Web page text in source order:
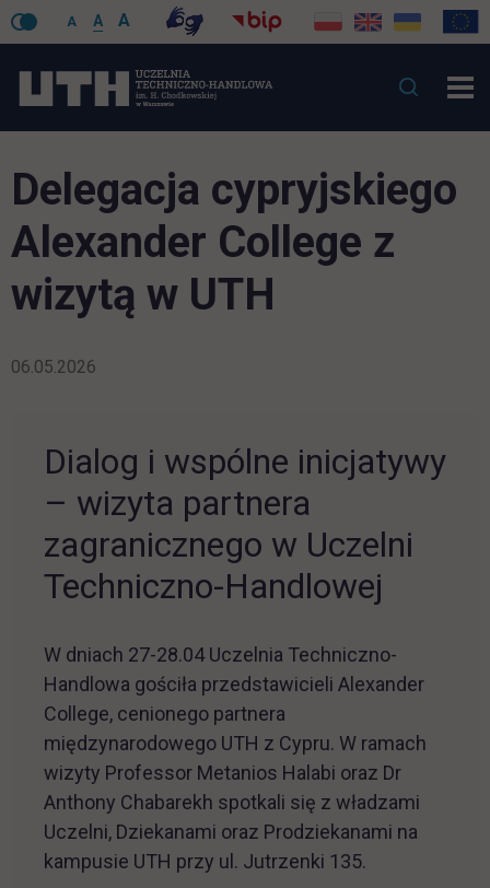
A A A
Delegacja cypryjskiego
Alexander College z
wizytą w UTH
06.05.2026
Dialog i wspólne inicjatywy
– wizyta partnera
zagranicznego w Uczelni
Techniczno-Handlowej
W dniach 27-28.04 Uczelnia Techniczno-
Handlowa gościła przedstawicieli Alexander
College, cenionego partnera
międzynarodowego UTH z Cypru. W ramach
wizyty Professor Metanios Halabi oraz Dr
Anthony Chabarekh spotkali się z władzami
Uczelni, Dziekanami oraz Prodziekanami na
kampusie UTH przy ul. Jutrzenki 135.